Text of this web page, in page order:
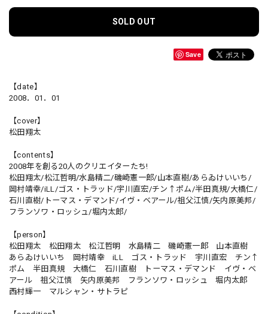
SOLD OUT
Save
【date】
2008．01．01
【cover】
松田翔太
【contents】
2008年を創る20人のクリエイターたち!
松田翔太/松江哲明/水島精二/磯崎憲一郎/山本直樹/あらゐけいいち/
岡村靖幸/iLL/ゴス・トラッド/宇川直宏/チン↑ポム/半田真規/大橋仁/
石川直樹/トーマス・デマンド/イヴ・ベアール/祖父江慎/矢内原美邦/
フランソワ・ロッシュ/堀内太郎/
【person】
松田翔太 松田翔太 松江哲明 水島精二 磯崎憲一郎 山本直樹
あらゐけいいち 岡村靖幸 iLL ゴス・トラッド 宇川直宏 チン↑
ポム 半田真規 大橋仁 石川直樹 トーマス・デマンド イヴ・ベ
アール 祖父江慎 矢内原美邦 フランソワ・ロッシュ 堀内太郎
西村輝一 マルシャン・サトラピ